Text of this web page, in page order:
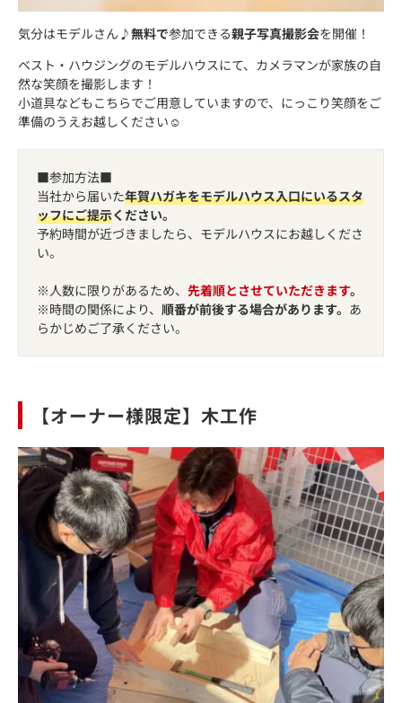
気分はモデルさん♪無料で参加できる親子写真撮影会を開催！
ベスト・ハウジングのモデルハウスにて、カメラマンが家族の自
然な笑顔を撮影します！
小道具などもこちらでご用意していますので、にっこり笑顔をご
準備のうえお越しください☺
■参加方法■
当社から届いた年賀ハガキをモデルハウス入口にいるスタ
ッフにご提示ください。
予約時間が近づきましたら、モデルハウスにお越しくださ
い。
※人数に限りがあるため、 先着順とさせていただきます。
※時間の関係により、 順番が前後する場合があります。 あ
らかじめご了承ください。
【オーナー様限定】木工作